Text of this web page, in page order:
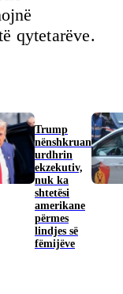
qytetarëve.
Trump
nënshkruan
urdhrin
ekzekutiv,
nuk ka
shtetësi
amerikane
përmes
lindjes së
fëmijëve